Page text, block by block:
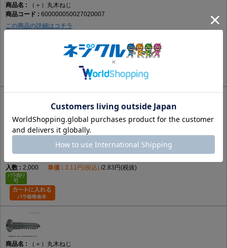
（＋）丸木ねじ
600000050027020007
この商品の詳細はコチラ
3.61円(税込) 3.29円(税抜)
（＋）丸木ねじ
600000050027020010
この商品の詳細はコチラ
2,000
3.11円(税込) 2.83円(税抜)
（＋）丸木ねじ